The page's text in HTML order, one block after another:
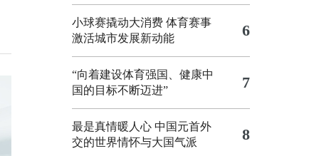
小球赛撬动大消费 体育赛事
激活城市发展新动能
6
“向着建设体育强国、健康中
国的目标不断迈进”
7
最是真情暖人心 中国元首外
交的世界情怀与大国气派
8